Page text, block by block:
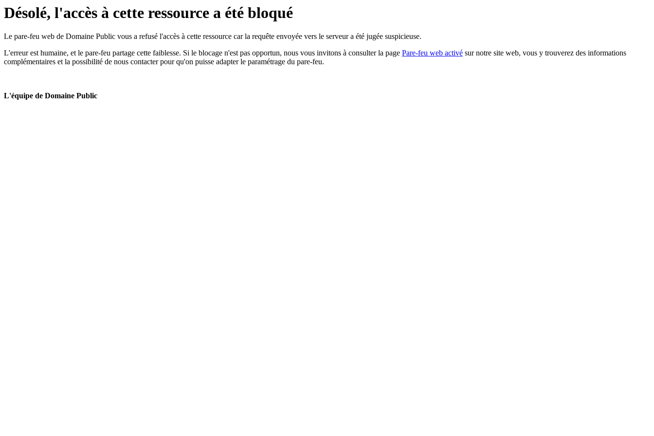
Désolé, l'accès à cette ressource a été bloqué
Le pare-feu web de Domaine Public vous a refusé l'accès à cette ressource car la requête envoyée vers le serveur a été jugée suspicieuse.
L'erreur est humaine, et le pare-feu partage cette faiblesse. Si le blocage n'est pas opportun, nous vous invitons à consulter la page Pare-feu web activé sur notre site web, vous y trouverez des informations
complémentaires et la possibilité de nous contacter pour qu'on puisse adapter le paramétrage du pare-feu.
L'équipe de Domaine Public